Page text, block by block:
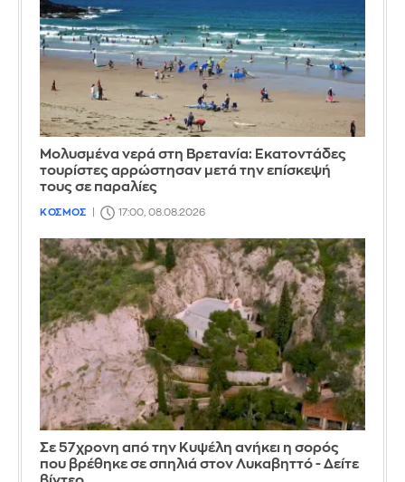
Μολυσμένα νερά στη Βρετανία: Εκατοντάδες
τουρίστες αρρώστησαν μετά την επίσκεψή
τους σε παραλίες
ΚΟΣΜΟΣ 17:00, 08.08.2026
Σε 57χρονη από την Κυψέλη ανήκει η σορός
που βρέθηκε σε σπηλιά στον Λυκαβηττό - Δείτε